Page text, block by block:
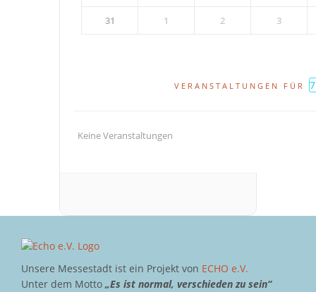
31 1 2 3
VERANSTALTUNGEN FÜR
Keine Veranstaltungen
Unsere Messestadt ist ein Projekt von ECHO e.V.
Unter dem Motto „Es ist normal, verschieden zu sein“